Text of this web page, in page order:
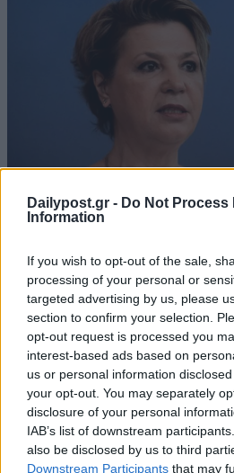
Dailypost.gr - Do Not Process
Information
If you wish to opt-out of the sale,
processing of your personal or
targeted advertising by us, please
section to confirm your selection.
opt-out request is processed you
interest-based ads based on
us or personal information
your opt-out. You may separately
disclosure of your personal
IAB’s list of downstream
also be disclosed by us to third
Downstream Participants that may